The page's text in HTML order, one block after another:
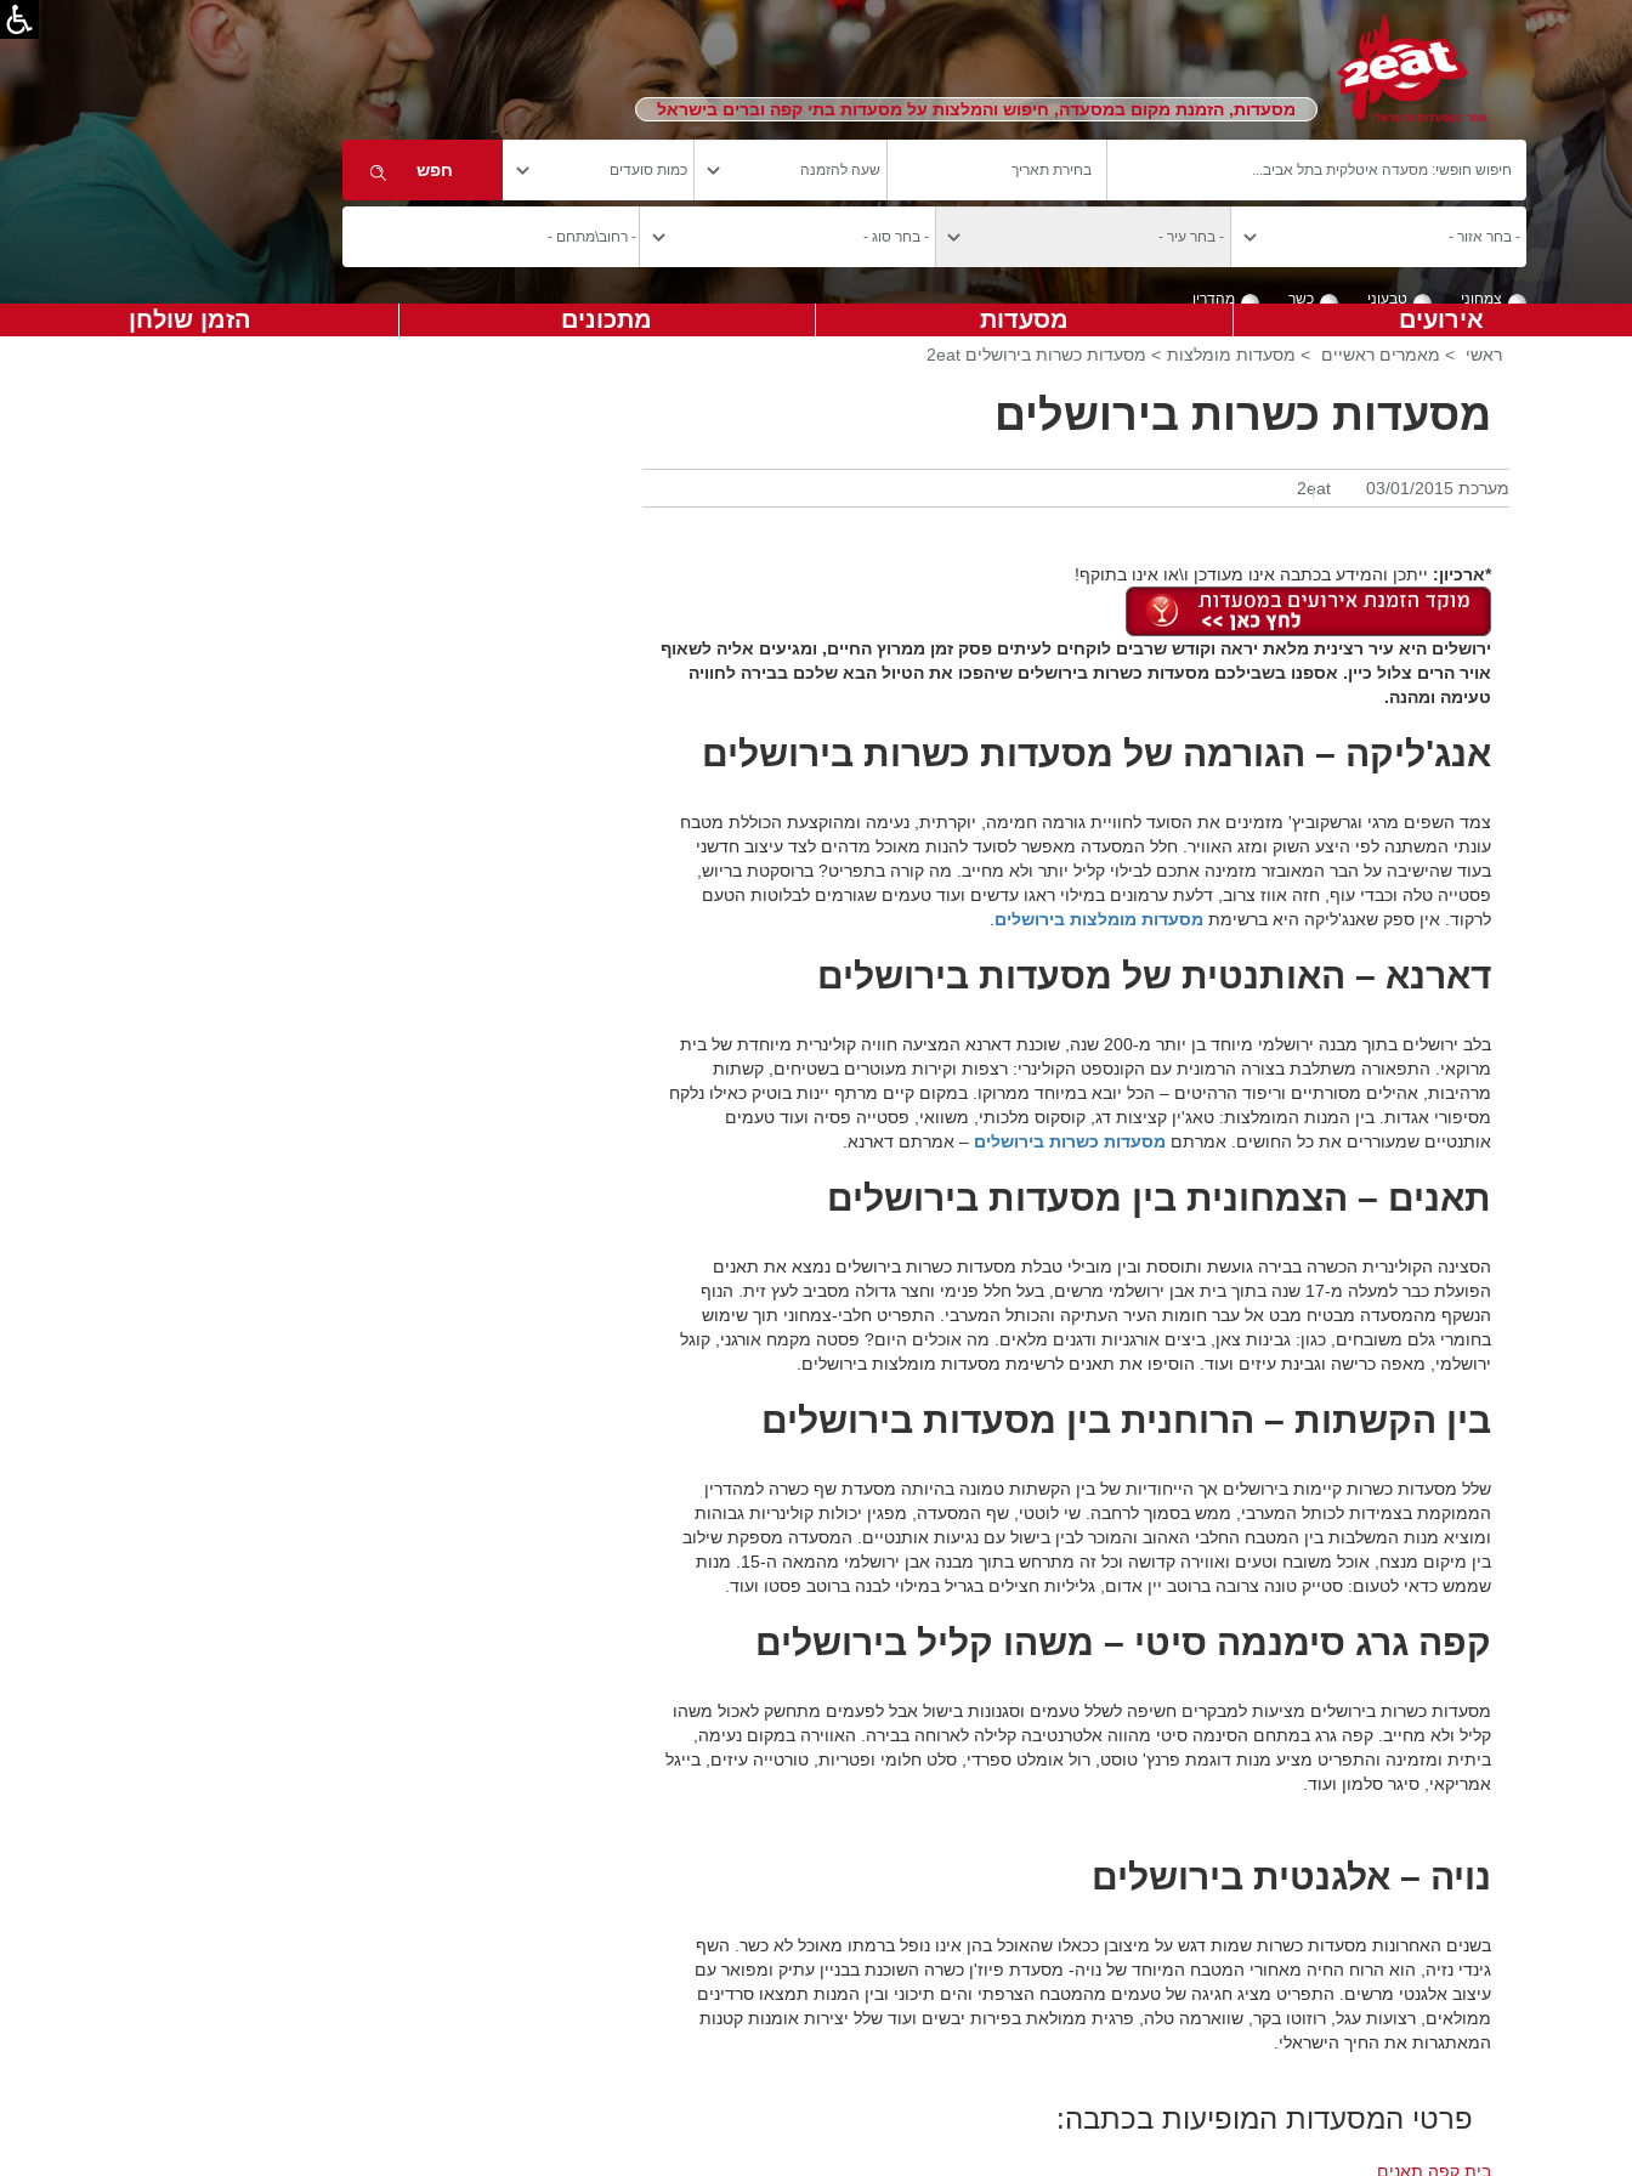
מסעדות, הזמנת מקום במסעדה, חיפוש והמלצות על מסעדות בתי קפה וברים בישראל
צמחוני טבעוני כשר מהדרין
אירועים מסעדות מתכונים הזמן שולחן
ראשי > מאמרים ראשיים > מסעדות מומלצות > מסעדות כשרות בירושלים 2eat
מסעדות כשרות בירושלים
מערכת 2eat 03/01/2015
*ארכיון: ייתכן והמידע בכתבה אינו מעודכן ו\או אינו בתוקף!
ירושלים היא עיר רצינית מלאת יראה וקודש שרבים לוקחים לעיתים פסק זמן ממרוץ החיים, ומגיעים אליה לשאוף
אויר הרים צלול כיין. אספנו בשבילכם מסעדות כשרות בירושלים שיהפכו את הטיול הבא שלכם בבירה לחוויה
טעימה ומהנה.
אנג'ליקה – הגורמה של מסעדות כשרות בירושלים
צמד השפים מרגי וגרשקוביץ' מזמינים את הסועד לחוויית גורמה חמימה, יוקרתית, נעימה ומהוקצעת הכוללת מטבח
עונתי המשתנה לפי היצע השוק ומזג האוויר. חלל המסעדה מאפשר לסועד להנות מאוכל מדהים לצד עיצוב חדשני
בעוד שהישיבה על הבר המאובזר מזמינה אתכם לבילוי קליל יותר ולא מחייב. מה קורה בתפריט? ברוסקטת בריוש,
פסטייה טלה וכבדי עוף, חזה אווז צרוב, דלעת ערמונים במילוי ראגו עדשים ועוד טעמים שגורמים לבלוטות הטעם
לרקוד. אין ספק שאנג'ליקה היא ברשימת מסעדות מומלצות בירושלים
דארנא – האותנטית של מסעדות בירושלים
בלב ירושלים בתוך מבנה ירושלמי מיוחד בן יותר מ-200 שנה, שוכנת דארנא המציעה חוויה קולינרית מיוחדת של בית
מרוקאי. התפאורה משתלבת בצורה הרמונית עם הקונספט הקולינרי: רצפות וקירות מעוטרים בשטיחים, קשתות
מרהיבות, אהילים מסורתיים וריפוד הרהיטים – הכל יובא במיוחד ממרוקו. במקום קיים מרתף יינות בוטיק כאילו נלקח
מסיפורי אגדות. בין המנות המומלצות: טאג'ין קציצות דג, קוסקוס מלכותי, משוואי, פסטייה פסיה ועוד טעמים
אותנטיים שמעוררים את כל החושים. אמרתם מסעדות כשרות בירושלים – אמרתם דארנא.
תאנים – הצמחונית בין מסעדות בירושלים
הסצינה הקולינרית הכשרה בבירה גועשת ותוססת ובין מובילי טבלת מסעדות כשרות בירושלים נמצא את תאנים
הפועלת כבר למעלה מ-17 שנה בתוך בית אבן ירושלמי מרשים, בעל חלל פנימי וחצר גדולה מסביב לעץ זית. הנוף
הנשקף מהמסעדה מבטיח מבט אל עבר חומות העיר העתיקה והכותל המערבי. התפריט חלבי-צמחוני תוך שימוש
בחומרי גלם משובחים, כגון: גבינות צאן, ביצים אורגניות ודגנים מלאים. מה אוכלים היום? פסטה מקמח אורגני, קוגל
ירושלמי, מאפה כרישה וגבינת עיזים ועוד. הוסיפו את תאנים לרשימת מסעדות מומלצות בירושלים.
בין הקשתות – הרוחנית בין מסעדות בירושלים
שלל מסעדות כשרות קיימות בירושלים אך הייחודיות של בין הקשתות טמונה בהיותה מסעדת שף כשרה למהדרין
הממוקמת בצמידות לכותל המערבי, ממש בסמוך לרחבה. שי לוטטי, שף המסעדה, מפגין יכולות קולינריות גבוהות
ומוציא מנות המשלבות בין המטבח החלבי האהוב והמוכר לבין בישול עם נגיעות אותנטיים. המסעדה מספקת שילוב
בין מיקום מנצח, אוכל משובח וטעים ואווירה קדושה וכל זה מתרחש בתוך מבנה אבן ירושלמי מהמאה ה-15. מנות
שממש כדאי לטעום: סטייק טונה צרובה ברוטב יין אדום, גליליות חצילים בגריל במילוי לבנה ברוטב פסטו ועוד.
קפה גרג סימנמה סיטי – משהו קליל בירושלים
מסעדות כשרות בירושלים מציעות למבקרים חשיפה לשלל טעמים וסגנונות בישול אבל לפעמים מתחשק לאכול משהו
קליל ולא מחייב. קפה גרג במתחם הסינמה סיטי מהווה אלטרנטיבה קלילה לארוחה בבירה. האווירה במקום נעימה,
ביתית ומזמינה והתפריט מציע מנות דוגמת פרנץ' טוסט, רול אומלט ספרדי, סלט חלומי ופטריות, טורטייה עיזים, בייגל
אמריקאי, סיגר סלמון ועוד.
נויה – אלגנטית בירושלים
בשנים האחרונות מסעדות כשרות שמות דגש על מיצובן ככאלו שהאוכל בהן אינו נופל ברמתו מאוכל לא כשר. השף
גינדי נזיה, הוא הרוח החיה מאחורי המטבח המיוחד של נויה- מסעדת פיוז'ן כשרה השוכנת בבניין עתיק ומפואר עם
עיצוב אלגנטי מרשים. התפריט מציג חגיגה של טעמים מהמטבח הצרפתי והים תיכוני ובין המנות תמצאו סרדינים
ממולאים, רצועות עגל, רוזוטו בקר, שווארמה טלה, פרגית ממולאת בפירות יבשים ועוד שלל יצירות אומנות קטנות
המאתגרות את החיך הישראלי.
פרטי המסעדות המופיעות בכתבה:
בית קפה תאנים